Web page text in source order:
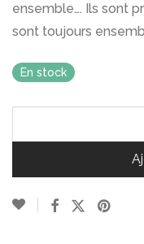
ensemble…. Ils sont
sont toujours
En stock